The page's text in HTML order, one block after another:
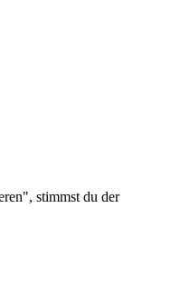
stimmst du der